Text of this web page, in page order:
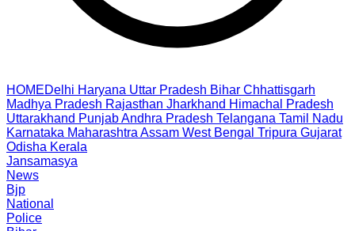
HOMEDelhi Haryana Uttar Pradesh Bihar Chhattisgarh
Madhya Pradesh Rajasthan Jharkhand Himachal Pradesh
Uttarakhand PunjabAndhra Pradesh Telangana Tamil Nadu
Karnataka Maharashtra Assam West Bengal Tripura Gujarat
Odisha Kerala
Jansamasya
News
Bjp
National
Police